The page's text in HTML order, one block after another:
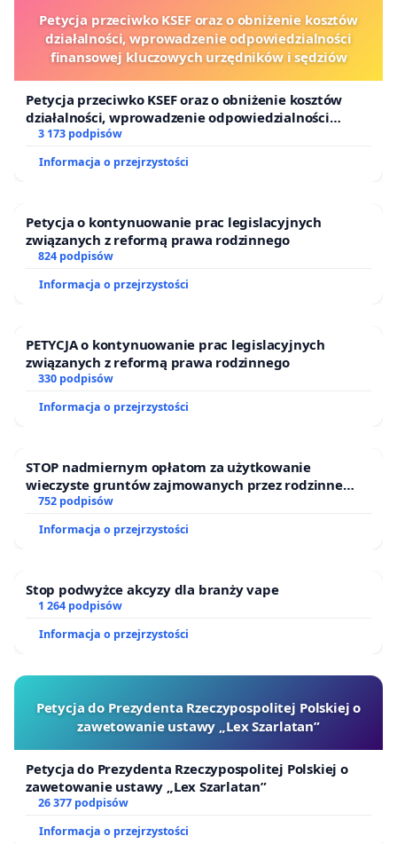
Petycja przeciwko KSEF oraz o obniżenie kosztów
działalności, wprowadzenie odpowiedzialności
finansowej kluczowych urzędników i sędziów
Petycja przeciwko KSEF oraz o obniżenie kosztów
działalności, wprowadzenie odpowiedzialności
finansowej kluczowych urzędników i sędziów
3 173 podpisów
Informacja o przejrzystości
Petycja o kontynuowanie prac legislacyjnych
związanych z reformą prawa rodzinnego
824 podpisów
Informacja o przejrzystości
PETYCJA o kontynuowanie prac legislacyjnych
związanych z reformą prawa rodzinnego
330 podpisów
Informacja o przejrzystości
STOP nadmiernym opłatom za użytkowanie
wieczyste gruntów zajmowanych przez rodzinne
ogrody działkowe.
752 podpisów
Informacja o przejrzystości
Stop podwyżce akcyzy dla branży vape
1 264 podpisów
Informacja o przejrzystości
Petycja do Prezydenta Rzeczypospolitej Polskiej o
zawetowanie ustawy „Lex Szarlatan”
Petycja do Prezydenta Rzeczypospolitej Polskiej o
zawetowanie ustawy „Lex Szarlatan”
26 377 podpisów
Informacja o przejrzystości